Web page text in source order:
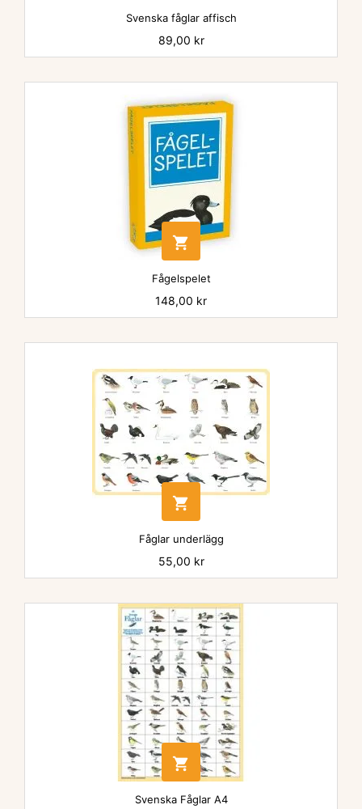
Svenska fåglar affisch
Pris
89,00 kr

Fågelspelet
Pris
148,00 kr

Fåglar underlägg
Pris
55,00 kr

Svenska Fåglar A4